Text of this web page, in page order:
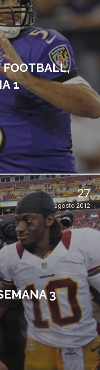
FOOTBALL,
1
27
agosto 2012
3